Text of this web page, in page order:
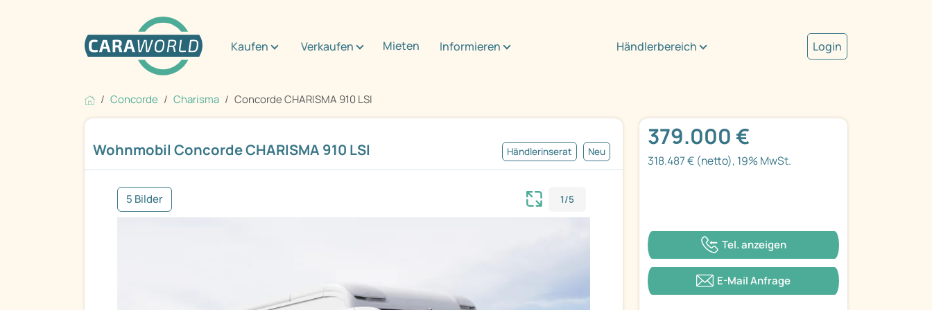
Kaufen Verkaufen Mieten Informieren Händlerbereich Login
Concorde Charisma Concorde CHARISMA 910 LSI
Wohnmobil Concorde CHARISMA 910 LSI Händlerinserat Neu
5 Bilder 1/5
379.000 €
318.487 € (netto), 19% MwSt.
Tel. anzeigen
E-Mail Anfrage